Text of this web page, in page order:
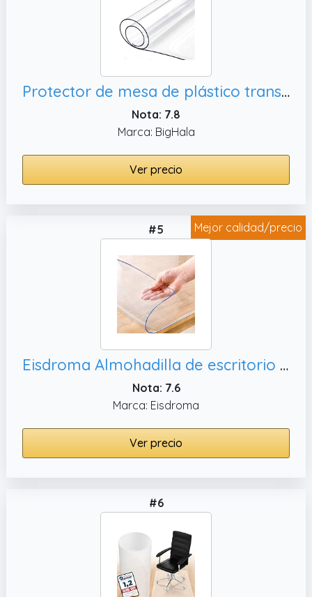
Protector de mesa de plástico transparente, protección de mesa de
Nota: 7.8
Marca: BigHala
Ver precio
Mejor calidad/precio
#5
Eisdroma Almohadilla de escritorio transparente de 2 mm de grosor, fácil de limpiar
Nota: 7.6
Marca: Eisdroma
Ver precio
#6